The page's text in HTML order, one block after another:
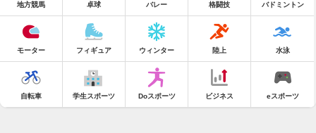
地方競馬 卓球 バレー 格闘技 バドミントン
モーター フィギュア ウィンター 陸上 水泳
自転車 学生スポーツ Doスポーツ ビジネス eスポーツ